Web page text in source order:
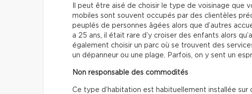
Il peut être aisé de choisir le type de voisinage que
mobiles sont souvent occupés par des clientèles
peuplés de personnes âgées alors que d’autres
a 25 ans, il était rare d’y croiser des enfants alors
également choisir un parc où se trouvent des
un dépanneur ou une plage. Parfois, on y sent un
Non responsable des commodités
Ce type d’habitation est habituellement installée